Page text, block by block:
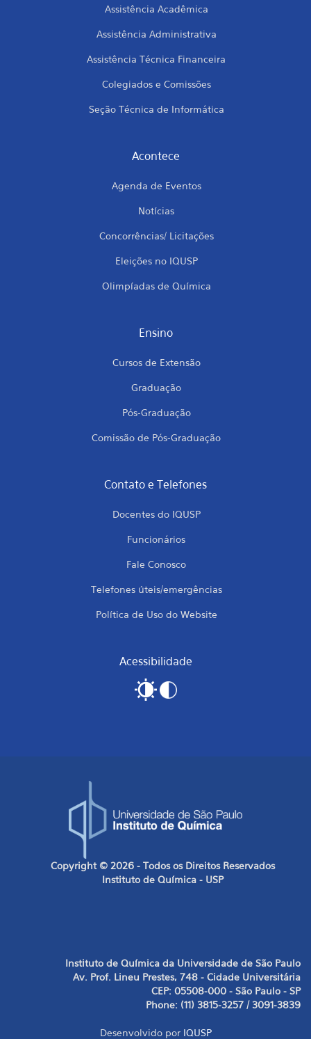
Assistência Acadêmica
Assistência Administrativa
Assistência Técnica Financeira
Colegiados e Comissões
Seção Técnica de Informática
Acontece
Agenda de Eventos
Notícias
Concorrências/ Licitações
Eleições no IQUSP
Olimpíadas de Química
Ensino
Cursos de Extensão
Graduação
Pós-Graduação
Comissão de Pós-Graduação
Contato e Telefones
Docentes do IQUSP
Funcionários
Fale Conosco
Telefones úteis/emergências
Política de Uso do Website
Acessibilidade
Copyright © 2026 - Todos os Direitos Reservados
Instituto de Química - USP
Instituto de Química da Universidade de São Paulo
Av. Prof. Lineu Prestes, 748 - Cidade Universitária
CEP: 05508-000 - São Paulo - SP
Phone: (11) 3815-3257 / 3091-3839
Desenvolvido por IQUSP